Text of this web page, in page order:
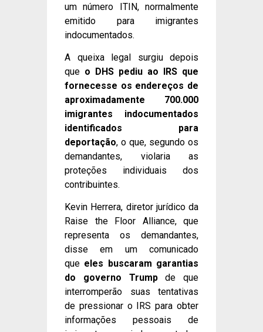
um número ITIN, normalmente
emitido para imigrantes
indocumentados.
A queixa legal surgiu depois
que o DHS pediu ao IRS que
fornecesse os endereços de
aproximadamente 700.000
imigrantes indocumentados
identificados para
deportação, o que, segundo os
demandantes, violaria as
proteções individuais dos
contribuintes.
Kevin Herrera, diretor jurídico da
Raise the Floor Alliance, que
representa os demandantes,
disse em um comunicado
que eles buscaram garantias
do governo Trumpde que
interromperão suas tentativas
de pressionar o IRS para obter
informações pessoais de